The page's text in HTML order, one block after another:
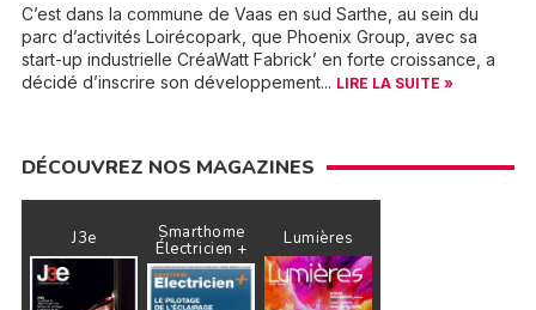
C’est dans la commune de Vaas en sud Sarthe, au sein du
parc d’activités Loirécopark, que Phoenix Group, avec sa
start-up industrielle CréaWatt Fabrick’ en forte croissance, a
décidé d’inscrire son développement... LIRE LA SUITE »
DÉCOUVREZ NOS MAGAZINES
J3e Smarthome
Électricien + Lumières